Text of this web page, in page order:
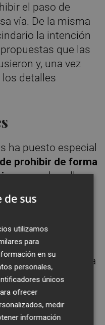
el paso de
vía. De la misma
la intención
que las
y, una vez
detalles
ha puesto especial
prohibir de forma
por la calle.
"viable y con
la instalación de
para controlar el
tendría un
euros, una
"en el primer día
del paso de
al
de sus
utilizamos
para
en su
personales,
únicos
ofrecer
medir
información